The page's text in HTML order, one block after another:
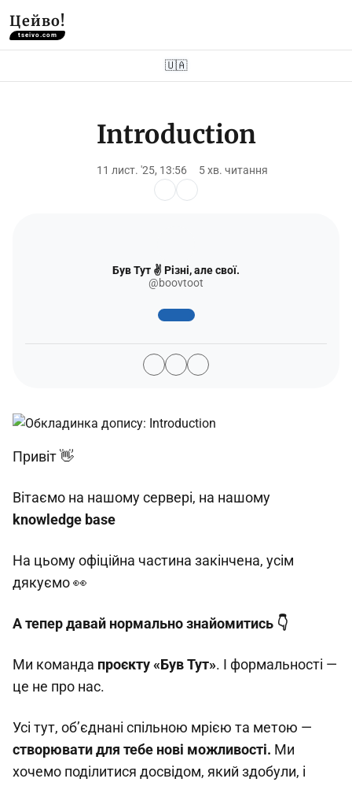
Цейво!
tseivo.com
🇺🇦
Introduction
11 лист. '25, 13:56 5 хв. читання
Був Тут ✌️ Різні, але свої.
@boovtoot
Привіт 👋
Вітаємо на нашому сервері, на нашому
knowledge base
На цьому офіційна частина закінчена, усім
дякуємо 👀
А тепер давай нормально знайомитись 👇
Ми команда проєкту «Був Тут». І формальності —
це не про нас.
Усі тут, об’єднані спільною мрією та метою —
створювати для тебе нові можливості. Ми
хочемо поділитися досвідом, який здобули, і